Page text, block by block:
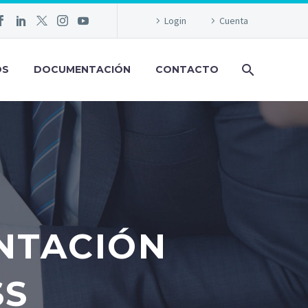
Login Cuenta
DOCUMENTACIÓN CONTACTO